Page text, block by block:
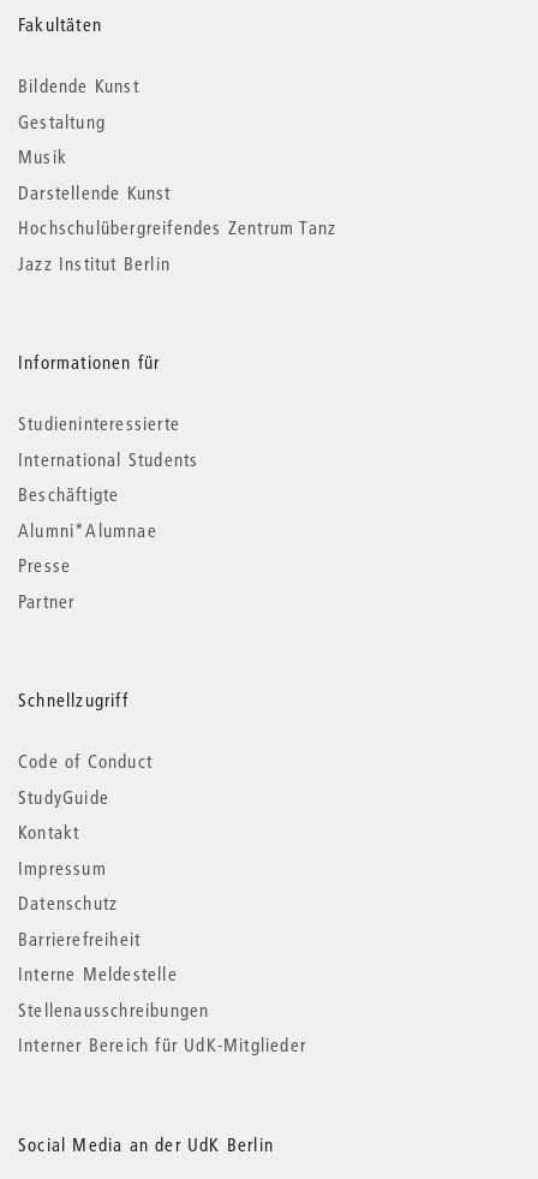
Weitere
Informationen
Fakultäten
Bildende Kunst
Gestaltung
Musik
Darstellende Kunst
Hochschulübergreifendes Zentrum Tanz
Jazz Institut Berlin
Informationen für
Studieninteressierte
International Students
Beschäftigte
Alumni*Alumnae
Presse
Partner
Schnellzugriff
Code of Conduct
StudyGuide
Kontakt
Impressum
Datenschutz
Barrierefreiheit
Interne Meldestelle
Stellenausschreibungen
Interner Bereich für UdK-Mitglieder
Social Media an der UdK Berlin